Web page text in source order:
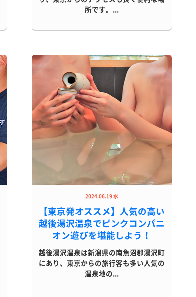
所です。...
2024.06.19 水
【東京発オススメ】人気の高い
越後湯沢温泉でピンクコンパニ
オン遊びを堪能しよう！
越後湯沢温泉は新潟県の南魚沼郡湯沢町
にあり、東京からの旅行客も多い人気の
温泉地の...